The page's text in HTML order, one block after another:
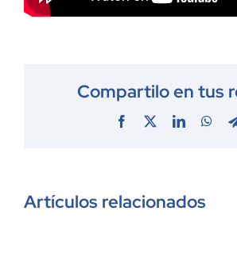
Compartilo en tus
Facebook LinkedIn
Artículos relacionados